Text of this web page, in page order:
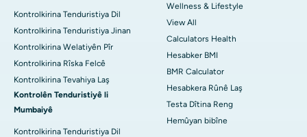
Kontrolkirina Tenduristiya Dil
Kontrolkirina Tenduristiya Jinan
Kontrolkirina Welatiyên Pîr
Kontrolkirina Rîska Felcê
Kontrolkirina Tevahiya Laş
Kontrolên Tenduristiyê li
Mumbaiyê
Kontrolkirina Tenduristiya Dil
Wellness & Lifestyle
View All
Calculators Health
Hesabker BMI
BMR Calculator
Hesabkera Rûnê Laş
Testa Dîtina Reng
Hemûyan bibîne